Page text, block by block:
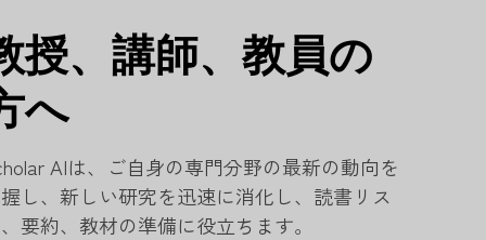
授、講師、教員の
へ
AIは、ご自身の専門分野の最新の動向を
し、新しい研究を迅速に消化し、読書リス
要約、教材の準備に役立ちます。